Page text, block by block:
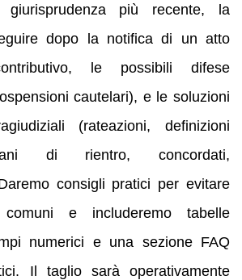
giurisprudenza più recente, la
dopo la notifica di un atto
le possibili difese
cautelari), e le soluzioni
(rateazioni, definizioni
di rientro, concordati,
consigli pratici per evitare
e includeremo tabelle
numerici e una sezione FAQ
Il taglio sarà operativamente